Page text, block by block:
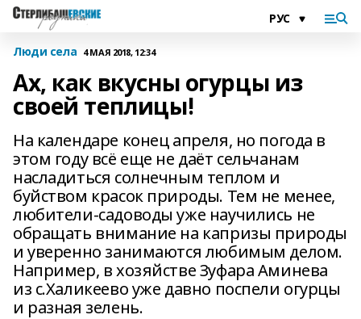
Люди села 4 МАЯ 2018, 12:34
Ах, как вкусны огурцы из
своей теплицы!
На календаре конец апреля, но погода в
этом году всё еще не даёт сельчанам
насладиться солнечным теплом и
буйством красок природы. Тем не менее,
любители-садоводы уже научились не
обращать внимание на капризы природы
и уверенно занимаются любимым делом.
Например, в хозяйстве Зуфара Аминева
из с.Халикеево уже давно поспели огурцы
и разная зелень.